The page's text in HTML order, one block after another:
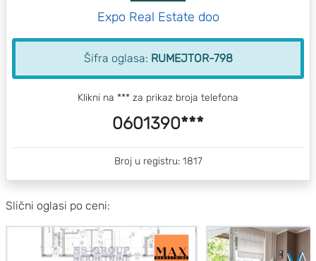
Expo Real Estate doo
Šifra oglasa: RUMEJTOR-798
Klikni na *** za prikaz broja telefona
0601390***
Broj u registru: 1817
Slični oglasi po ceni: